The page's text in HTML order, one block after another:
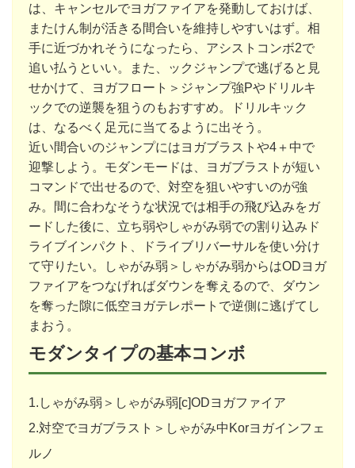
は、キャンセルでヨガファイアを発動しておけば、
またけん制が活きる間合いを維持しやすいはず。相
手に近づかれそうになったら、アシストコンボ2で
追い払うといい。また、ックジャンプで逃げると見
せかけて、ヨガフロート＞ジャンプ強Pやドリルキ
ックでの逆襲を狙うのもおすすめ。ドリルキック
は、なるべく足元に当てるように出そう。
近い間合いのジャンプにはヨガブラストや4＋中で
迎撃しよう。モダンモードは、ヨガブラストが短い
コマンドで出せるので、対空を狙いやすいのが強
み。間に合わなそうな状況では相手の飛び込みをガ
ードした後に、立ち弱やしゃがみ弱での割り込みド
ライブインパクト、ドライブリバーサルを使い分け
て守りたい。しゃがみ弱＞しゃがみ弱からはODヨガ
ファイアをつなげればダウンを奪えるので、ダウン
を奪った隙に低空ヨガテレポートで逆側に逃げてし
まおう。
モダンタイプの基本コンボ
1.しゃがみ弱＞しゃがみ弱[c]ODヨガファイア
2.対空でヨガブラスト＞しゃがみ中Korヨガインフェ
ルノ